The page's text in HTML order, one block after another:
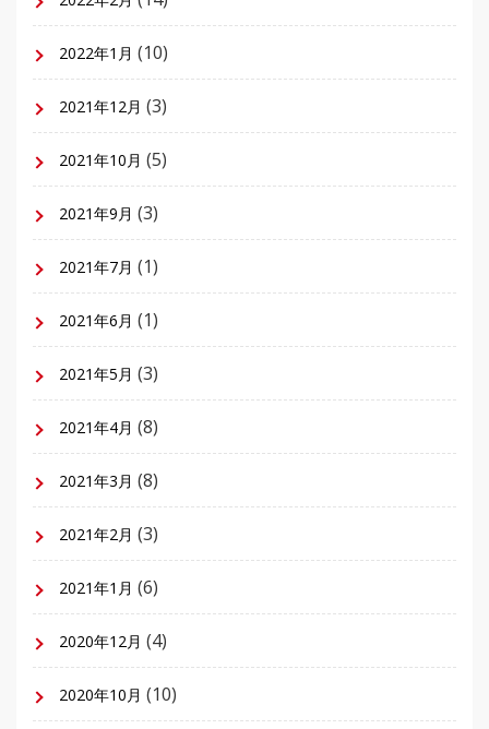
2022年1月 (10)
2021年12月 (3)
2021年10月 (5)
2021年9月 (3)
2021年7月 (1)
2021年6月 (1)
2021年5月 (3)
2021年4月 (8)
2021年3月 (8)
2021年2月 (3)
2021年1月 (6)
2020年12月 (4)
2020年10月 (10)